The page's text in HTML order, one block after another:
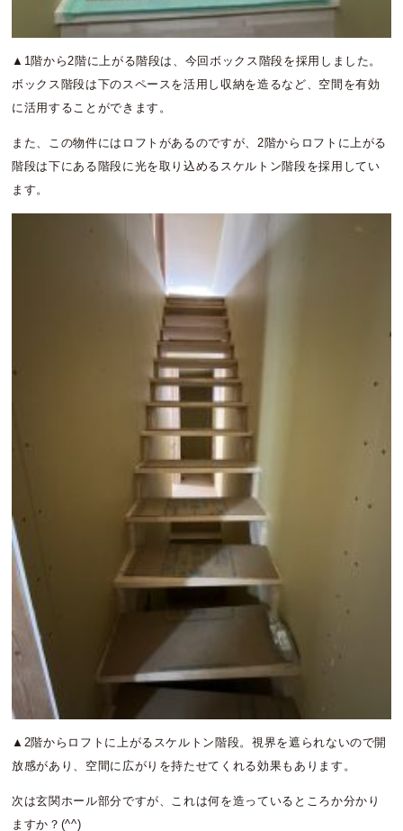
▲1階から2階に上がる階段は、今回ボックス階段を採用しました。
ボックス階段は下のスペースを活用し収納を造るなど、空間を有効
に活用することができます。
また、この物件にはロフトがあるのですが、2階からロフトに上がる
階段は下にある階段に光を取り込めるスケルトン階段を採用してい
ます。
▲2階からロフトに上がるスケルトン階段。視界を遮られないので開
放感があり、空間に広がりを持たせてくれる効果もあります。
次は玄関ホール部分ですが、これは何を造っているところか分かり
ますか？(^^)